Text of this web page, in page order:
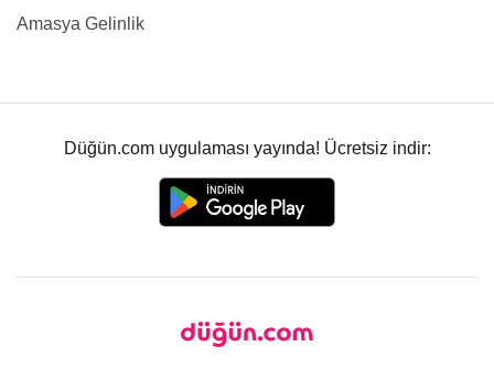
Amasya Gelinlik
Düğün.com uygulaması yayında! Ücretsiz indir: